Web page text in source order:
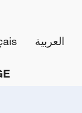
العربية